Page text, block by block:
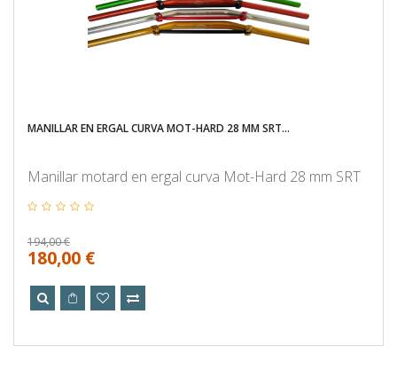
MANILLAR EN ERGAL CURVA MOT-HARD 28 MM SRT...
Manillar motard en ergal curva Mot-Hard 28 mm SRT
194,00 €
180,00 €